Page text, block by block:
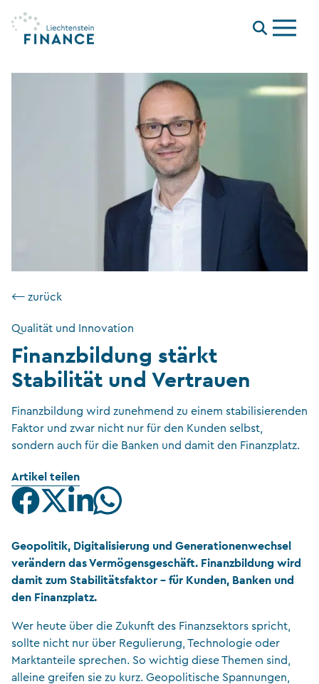
Menu
⟵ zurück
Qualität und Innovation
Finanzbildung stärkt
Stabilität und Vertrauen
Finanzbildung wird zunehmend zu einem stabilisierenden
Faktor und zwar nicht nur für den Kunden selbst,
sondern auch für die Banken und damit den Finanzplatz.
Artikel teilen
Geopolitik, Digitalisierung und Generationenwechsel
verändern das Vermögensgeschäft. Finanzbildung wird
damit zum Stabilitätsfaktor – für Kunden, Banken und
den Finanzplatz.
Wer heute über die Zukunft des Finanzsektors spricht,
sollte nicht nur über Regulierung, Technologie oder
Marktanteile sprechen. So wichtig diese Themen sind,
alleine greifen sie zu kurz. Geopolitische Spannungen,